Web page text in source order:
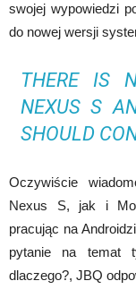
swojej wypowiedzi
do nowej wersji
THERE IS
NEXUS S
SHOULD
Oczywiście
Nexus S, jak i
pracując na
pytanie na temat
dlaczego?, JBQ